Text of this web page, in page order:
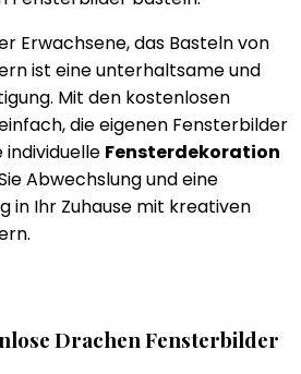
Erwachsene, das Basteln von
ist eine unterhaltsame und
Mit den kostenlosen
die eigenen Fensterbilder
individuelle Fensterdekoration
Abwechslung und eine
in Ihr Zuhause mit kreativen
Drachen Fensterbilder